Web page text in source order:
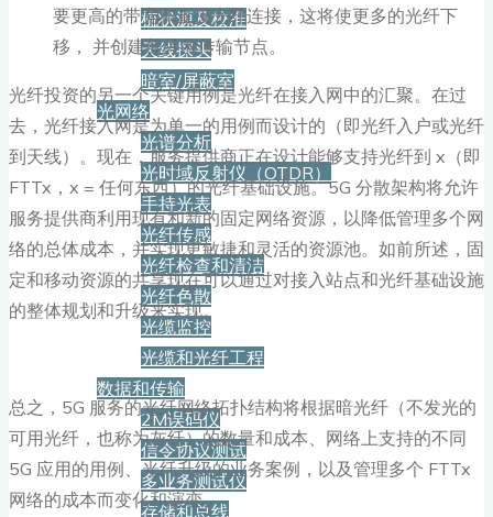
梳状源及校准
天线探头
暗室/屏蔽室
光网络
光谱分析
光时域反射仪（OTDR）
手持光表
光纤传感
光纤检查和清洁
光纤色散
光缆监控
光缆和光纤工程
数据和传输
2M误码仪
信令协议测试
多业务测试仪
存储和总线
要更高的带宽和直接光纤连接，这将使更多的光纤下
移， 并创建额外的传输节点。
光纤投资的另一个关键用例是光纤在接入网中的汇聚。在过
去，光纤接入网是为单一的用例而设计的（即光纤入户或光纤
到天线）。现在，服务提供商正在设计能够支持光纤到 x（即
FTTx，x = 任何东西）的光纤基础设施。5G 分散架构将允许
服务提供商利用现有和新的固定网络资源，以降低管理多个网
络的总体成本，并实现更敏捷和灵活的资源池。如前所述，固
定和移动资源的共享现在可以通过对接入站点和光纤基础设施
的整体规划和升级来实现。
总之，5G 服务的光纤网络拓扑结构将根据暗光纤（不发光的
可用光纤，也称为灰纤）的数量和成本、网络上支持的不同
5G 应用的用例、光纤升级的业务案例，以及管理多个 FTTx
网络的成本而变化和演变。